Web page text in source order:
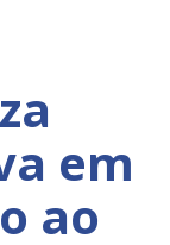
em
ao